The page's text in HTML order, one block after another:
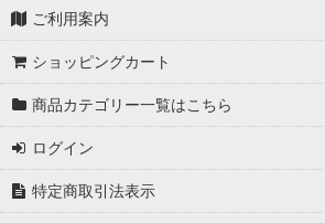
ご利用案内
ショッピングカート
商品カテゴリー一覧はこちら
ログイン
特定商取引法表示